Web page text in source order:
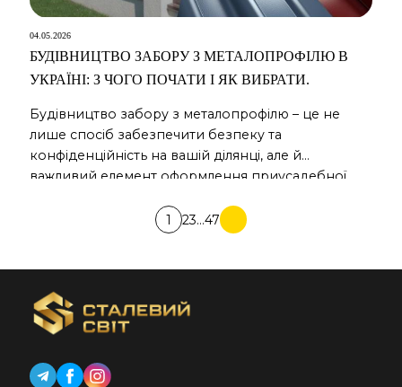
04.05.2026
БУДІВНИЦТВО ЗАБОРУ З МЕТАЛОПРОФІЛЮ В
УКРАЇНІ: З ЧОГО ПОЧАТИ І ЯК ВИБРАТИ.
Будівництво забору з металопрофілю – це не
лише спосіб забезпечити безпеку та
конфіденційність на вашій ділянці, але й
важливий елемент оформлення приусадебної
проекту, важливо врахувати кілька ключових
моментів, щоб вибрати підходящий профнастил
які цілі ви ставите […]
Пагинация1 23…47